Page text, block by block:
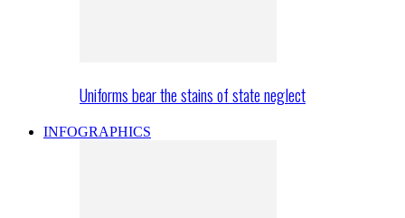
Uniforms bear the stains of state neglect
INFOGRAPHICS